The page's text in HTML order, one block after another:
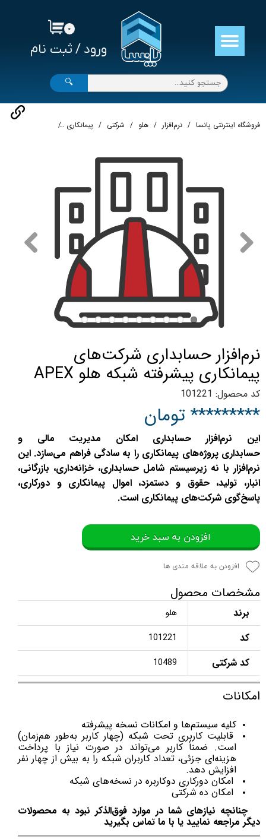
ورود / ثبت نام
حساب کاربری من
تغییر گذر واژه
سفارشات
خروج از حساب کاربری
۰
🔍
فروشگاه اینترنتی پانسا نرم‌افزار هلو شرکتی پیمانکاری
نرم‌افزار حسابداری شرکت‌های
پیمانکاری پیشرفته شبکه هلو APEX
کد محصول: 101221
********* تومان
این نرم‌افزار حسابداری امکان مدیریت مالی و
حسابداری پروژه‌های پیمانکاری را به سادگی فراهم ‌می‌سازد‌‌. این
نرم‌افزار با نه زیرسیستم شامل حسابداری، خزانه‌داری، بازرگانی،
انبار، تولید، حقوق و دستمزد، اموال پیمانکاری و دورکاری،
پاسخ‌گوی شرکت‌های پیمانکاری است.
افزودن به سبد خرید
افزودن به علاقه مندی ها
مشخصات محصول
برند هلو
کد 101221
کد شرکتی 10489
امکانات
کلیه سیستم‌ها و امکانات نسخه پیشرفته
قابلیت کاربری تحت شبکه (چهار کاربر به‌طور هم‌زمان)
است. ضمناً کاربر می‌تواند در صورت نیاز با پرداخت
هزینه‌ای جزئی، تعداد کاربران شبکه را به بیش از چهار نفر
افزایش دهد.
امکان دورکاری دوکاربره در نسخه‌های شبکه
امکان ده شرکتی
چنانچه نیازهای شما در موارد فوق‌الذکر نبود به محصولات
دیگر مراجعه نمایید یا با ما تماس بگیرید